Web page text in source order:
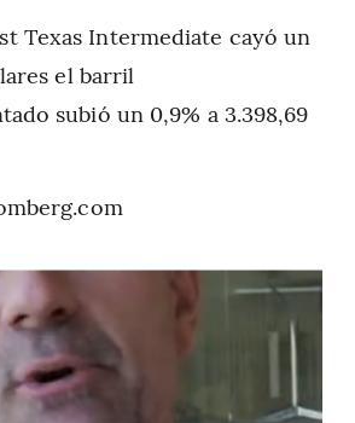
Texas Intermediate cayó un
el barril
subió un 0,9% a 3.398,69